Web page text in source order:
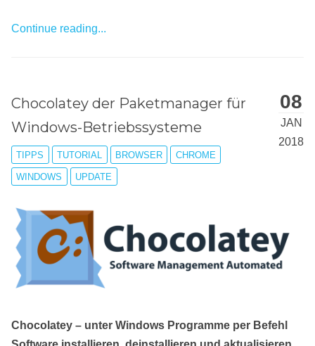
Continue reading...
08
JAN
2018
Chocolatey der Paketmanager für
Windows-Betriebssysteme
TIPPS TUTORIAL BROWSER CHROME
WINDOWS UPDATE
Chocolatey – unter Windows Programme per Befehl